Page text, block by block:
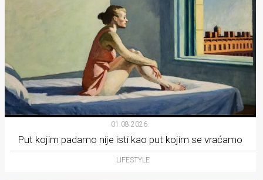
01.08.2026.
Put kojim padamo nije isti kao put kojim se vraćamo
LIFESTYLE